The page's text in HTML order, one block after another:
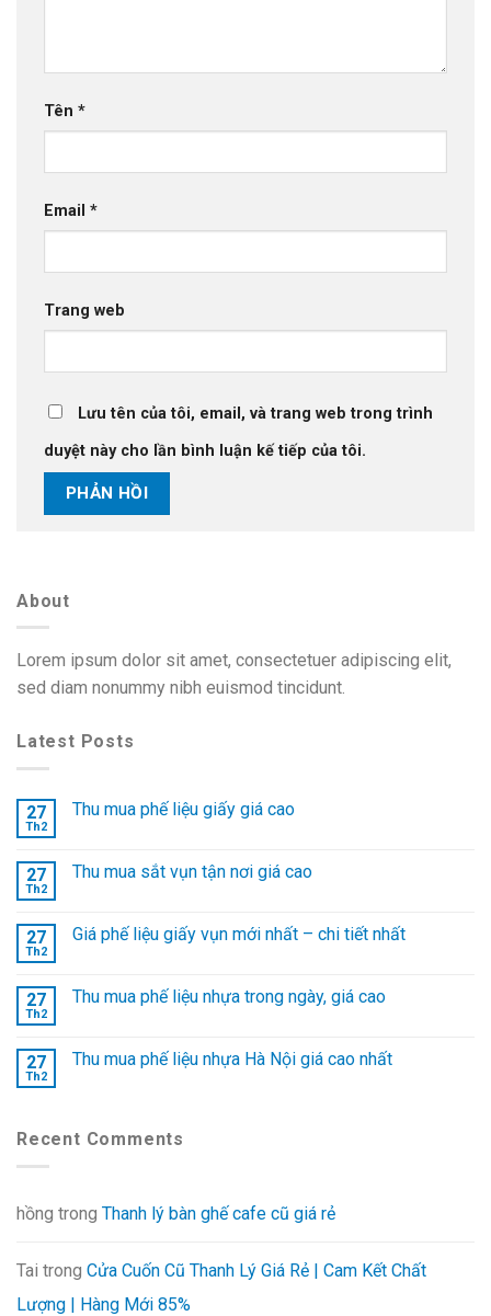
Tên *
Email *
Trang web
Lưu tên của tôi, email, và trang web trong trình
duyệt này cho lần bình luận kế tiếp của tôi.
About
Lorem ipsum dolor sit amet, consectetuer adipiscing elit,
sed diam nonummy nibh euismod tincidunt.
Latest Posts
27
Th2
Thu mua phế liệu giấy giá cao
27
Th2
Thu mua sắt vụn tận nơi giá cao
27
Th2
Giá phế liệu giấy vụn mới nhất – chi tiết nhất
27
Th2
Thu mua phế liệu nhựa trong ngày, giá cao
27
Th2
Thu mua phế liệu nhựa Hà Nội giá cao nhất
Recent Comments
hồng trong Thanh lý bàn ghế cafe cũ giá rẻ
Tai trong Cửa Cuốn Cũ Thanh Lý Giá Rẻ | Cam Kết Chất
Lượng | Hàng Mới 85%